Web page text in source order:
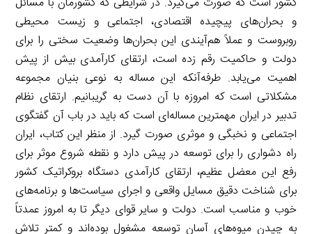
و بحران‌های پیچیده اقتصادی، اجتماعی و زیست محیطی
روبروست و عملاً هم‌آیندی این بحران‌ها وضعیت سختی را برای
دولت و حاکمیت رقم زده است، ارتقای کارآمدی بیش از پیش
اهمیت می‌یابد. طرفه‌آنکه این مساله به نوعی بنیان مجموعه
مشکلاتی است که امروزه با آن دست به گریبانیم. ارتقای نظام
تدبیر در ایران مهمترین مساله‌ای است که باید در باب آن گفتگوی
اجتماعی و نخبگی و موثری صورت گیرد. از منظر این کتاب، ایران
راه دشواری را برای توسعه در پیش دارد و نقطه شروع موثر برای
رفع این معضل عظیم، ارتقای کارآمدی دستگاه بروکراتیک کشور
برای شناخت دقیق مسایل واقعی و اجرای سیاست‌ها و برنامه‌های
خوب و مناسب است. دولت و سایر قوای دیگر تا به امروز عمدتاً
به چیدن میوه‌های آسان توسعه مشغول بوده‌اند و کمتر تلاش